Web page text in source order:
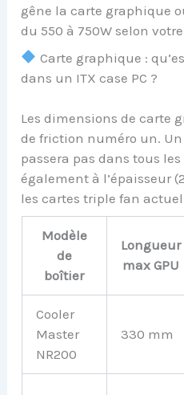
gêne la carte graphique
du 550 à 750W selon
Carte graphique :
dans un ITX case PC ?
Les dimensions de carte
de friction numéro un.
passera pas dans tous
également à l’épaisseur
les cartes triple fan
Modèle
de
boîtier
Longueur
max GPU
Cooler
Master
NR200
330 mm